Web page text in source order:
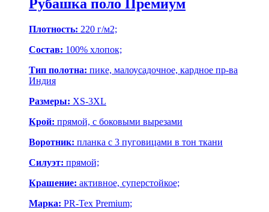
Рубашка поло Премиум
Плотность: 220 г/м2;
Состав: 100% хлопок;
Тип полотна: пике, малоусадочное, кардное пр-ва
Индия
Размеры: XS-3XL
Крой: прямой, с боковыми вырезами
Воротник: планка с 3 пуговицами в тон ткани
Силуэт: прямой;
Крашение: активное, суперстойкое;
Марка: PR-Tex Premium;